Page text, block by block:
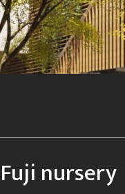
Fuji nursery